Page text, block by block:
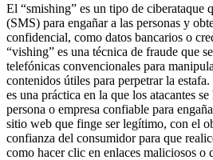
El “smishing” es un tipo de ciberataque
(SMS) para engañar a las personas y
confidencial, como datos bancarios o
“vishing” es una técnica de fraude que
telefónicas convencionales para
contenidos útiles para perpetrar la
es una práctica en la que los atacantes
persona o empresa confiable para
sitio web que finge ser legítimo, con el
confianza del consumidor para que
como hacer clic en enlaces maliciosos o